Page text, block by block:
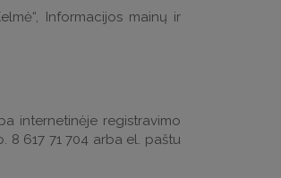
Informacijos mainų ir
internetinėje registravimo
8 617 71 704 arba el. paštu